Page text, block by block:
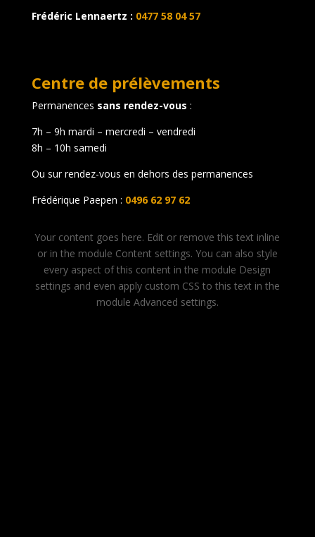
Frédéric Lennaertz : 0477 58 04 57
Centre de prélèvements
Permanences sans rendez-vous :
7h – 9h mardi – mercredi – vendredi
8h – 10h samedi
Ou sur rendez-vous en dehors des permanences
Frédérique Paepen : 0496 62 97 62
Your content goes here. Edit or remove this text inline
or in the module Content settings. You can also style
every aspect of this content in the module Design
settings and even apply custom CSS to this text in the
module Advanced settings.